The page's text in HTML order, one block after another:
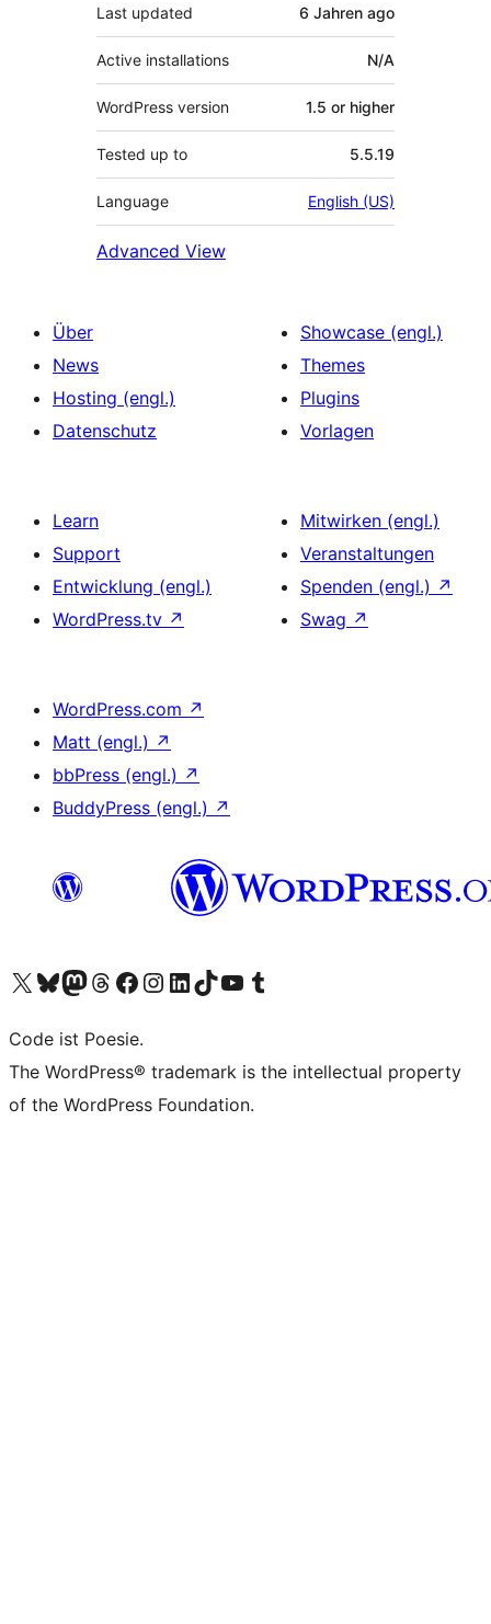
Last updated 6 Jahren ago
Active installations N/A
WordPress version 1.5 or higher
Tested up to 5.5.19
Language English (US)
Advanced View
Über
News
Hosting (engl.)
Datenschutz
Showcase (engl.)
Themes
Plugins
Vorlagen
Learn
Support
Entwicklung (engl.)
WordPress.tv ↗
Mitwirken (engl.)
Veranstaltungen
Spenden (engl.) ↗
Swag ↗
WordPress.com ↗
Matt (engl.) ↗
bbPress (engl.) ↗
BuddyPress (engl.) ↗
Das X-Konto (früher Twitter) von WordPress.org besuchen
Das Bluesky-Konto von WordPress.org besuchen
Das Mastodon-Konto von WordPress.org besuchen
Das Threads-Konto von WordPress.org besuchen
Die Facebook-Seite von WordPress.org besuchen
Das Instagram-Konto von WordPress.org besuchen
Das LinkedIn-Konto von WordPress.org besuchen
Das TikTok-Konto von WordPress.org besuchen
Den YouTube-Kanal von WordPress.org besuchen
Das Tumblr-Konto von WordPress.org besuchen
Code ist Poesie.
The WordPress® trademark is the intellectual property
of the WordPress Foundation.